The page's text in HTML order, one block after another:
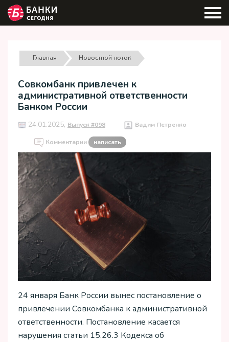
Главная Новостной поток
Совкомбанк привлечен к
административной ответственности
Банком России
24.01.2025, Выпуск #098 Вадим Петренко
Комментарии написать
24 января Банк России вынес постановление о
привлечении Совкомбанка к административной
ответственности. Постановление касается
нарушения статьи 15.26.3 Кодекса об